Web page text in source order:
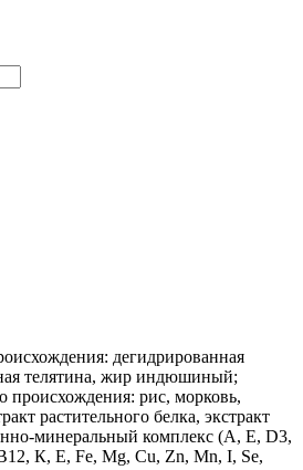
дегидрированная
телятина, жир индюшиный;
происхождения: рис, морковь,
растительного белка, экстракт
минеральный комплекс (А, E, D3,
К, Е, Fe, Mg, Cu, Zn, Mn, I, Se,